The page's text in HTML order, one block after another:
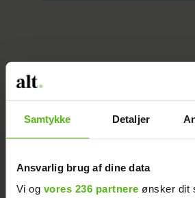
Samtykke Detaljer
Ansvarlig brug af dine data
Vi og vores 236 partnere ønsker dit